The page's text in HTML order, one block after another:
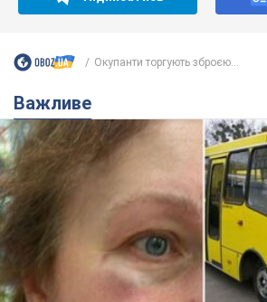
Окупанти торгують зброєю...
Важливе